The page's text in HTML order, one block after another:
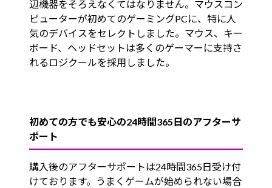
辺機器をそろえなくてはなりません。マウスコン
ピューターが初めてのゲーミングPCに、特に人
気のデバイスをセレクトしました。マウス、キー
ボード、ヘッドセットは多くのゲーマーに支持さ
れるロジクールを採用しました。
初めての方でも安心の24時間365日のアフターサ
ポート
購入後のアフターサポートは24時間365日受け付
けております。うまくゲームが始められない場合